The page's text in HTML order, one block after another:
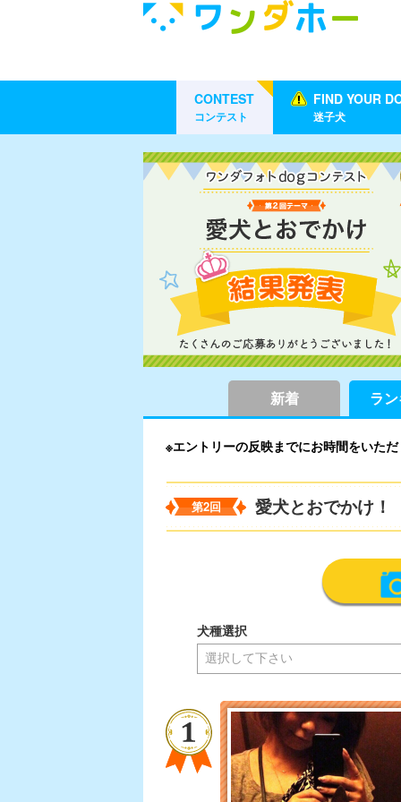
CONTEST
コンテスト
FIND YOUR
迷子犬
新着 ラ
※エントリーの反映までにお時間をいた
第2回 愛犬とおでかけ！
犬種選択